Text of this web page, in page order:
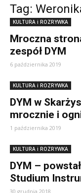
Tag:
KULTURA i ROZRYWKA
Mroczna
zespół DYM
6 października 2019
KULTURA i ROZRYWKA
DYM w
mrocznie i
1 października 2019
KULTURA i ROZRYWKA
DYM –
Studium
30 grudnia 2018